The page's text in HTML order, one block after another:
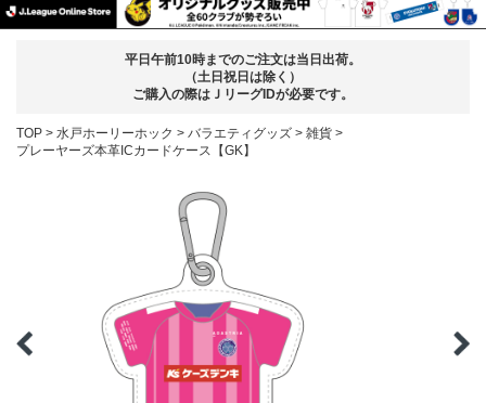
平日午前10時までのご注文は当日出荷。
（土日祝日は除く）
ご購入の際はＪリーグIDが必要です。
TOP 水戸ホーリーホック バラエティグッズ
雑貨
プレーヤーズ本革ICカードケース【GK】